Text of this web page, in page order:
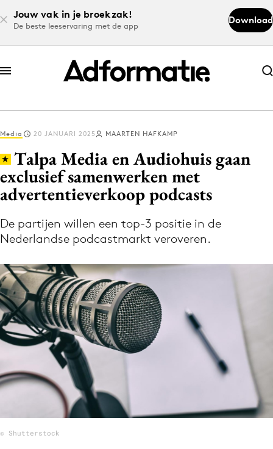
Jouw vak in je broekzak!
De beste leeservaring met de app
Download
Abonneer nu
Abonneer nu
Log in
Download de app
Volg het laatste nieuws via de Adformatie
Nieuws app
Menu
Home
9 sept: GenAI-training
12 nov: MarketingLive!
Events
Opleidingen
Media 20 JANUARI 2025 MAARTEN HAFKAMP
Talpa Media en Audiohuis gaan
exclusief samenwerken met
advertentieverkoop podcasts
De partijen willen een top-3 positie in de
Nederlandse podcastmarkt veroveren.
© Shutterstock